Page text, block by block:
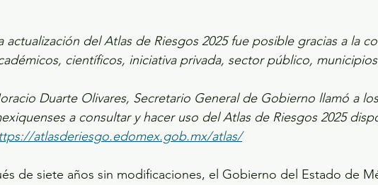
actualización del Atlas de Riesgos 2025 fue posible gracias a la
científicos, iniciativa privada, sector público,
Duarte Olivares, Secretario General de Gobierno llamó a
a consultar y hacer uso del Atlas de Riesgos 2025
atlasderiesgo.edomex.gob.mx/atlas/
de siete años sin modificaciones, el Gobierno del Estado de